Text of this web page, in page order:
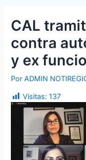
o
o
k
CAL
contra
y ex
PorADMIN
Visitas: 137